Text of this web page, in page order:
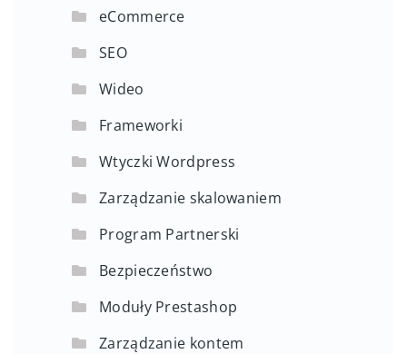
eCommerce
SEO
Wideo
Frameworki
Wtyczki Wordpress
Zarządzanie skalowaniem
Program Partnerski
Bezpieczeństwo
Moduły Prestashop
Zarządzanie kontem